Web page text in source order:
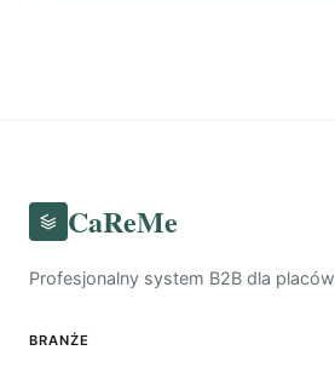
CaReMe
Profesjonalny system B2B dla
BRANŻE